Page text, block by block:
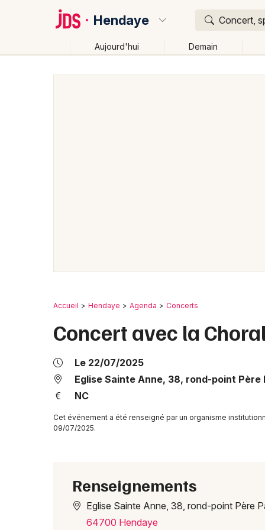
Hendaye Concert,
Aujourd'hui Demain
Accueil Hendaye Agenda Concerts
Concert avec la
Le 22/07/2025
Eglise Sainte Anne, 38, rond-point Père
NC
Cet événement a été renseigné par un organisme
09/07/2025.
Renseignements
Eglise Sainte Anne, 38, rond-point Père
64700 Hendaye